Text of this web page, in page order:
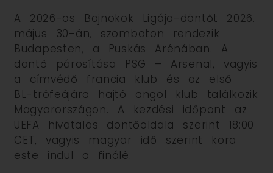
A 2026-os Bajnokok Ligája-döntőt 2026.
május 30-án, szombaton rendezik
Budapesten, a Puskás Arénában. A
döntő párosítása PSG – Arsenal, vagyis
a címvédő francia klub és az első
BL-trófeájára hajtó angol klub találkozik
Magyarországon. A kezdési időpont az
UEFA hivatalos döntőoldala szerint 18:00
CET, vagyis magyar idő szerint kora
este indul a finálé.